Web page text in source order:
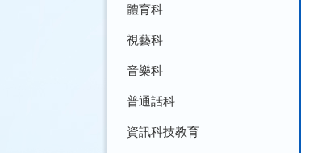
體育科
視藝科
音樂科
普通話科
資訊科技教育